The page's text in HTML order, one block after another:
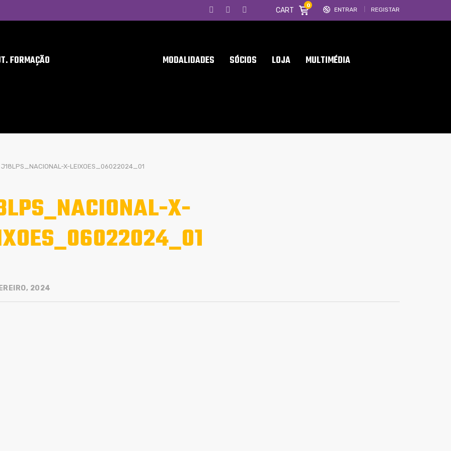
ENTRAR REGISTAR
CART
0
FORMAÇÃO MODALIDADES SÓCIOS LOJA MULTIMÉDIA
J18LPS_NACIONAL-X-LEIXOES_06022024_01
X-
2024